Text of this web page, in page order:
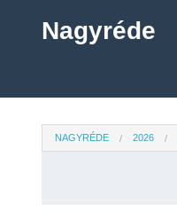
Nagyréde
NAGYRÉDE 2026